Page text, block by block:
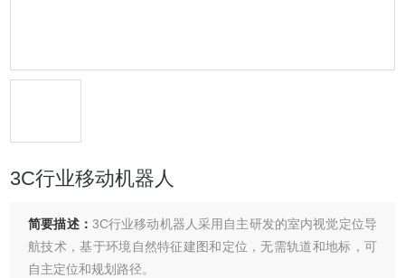
3C行业移动机器人
简要描述： 3C行业移动机器人采用自主研发的室内视觉定位导
航技术，基于环境自然特征建图和定位，无需轨道和地标，可
自主定位和规划路径。